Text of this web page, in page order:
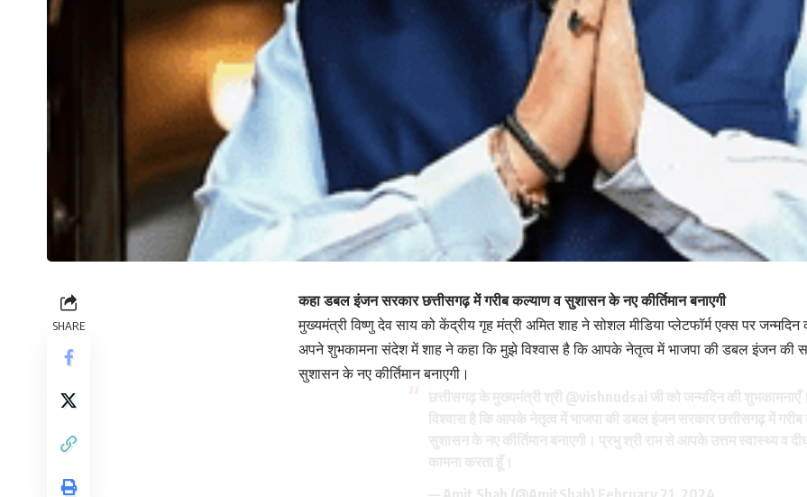
SHARE
कहा डबल इंजन सरकार छत्तीसगढ़ में गरीब कल्याण व सुशासन के नए कीर्तिमान बनाएगी
मुख्यमंत्री विष्णु देव साय को केंद्रीय गृह मंत्री अमित शाह ने सोशल मीडिया प्लेटफॉर्म एक्स पर जन्मदिन
अपने शुभकामना संदेश में शाह ने कहा कि मुझे विश्वास है कि आपके नेतृत्व में भाजपा की डबल इंजन की
सुशासन के नए कीर्तिमान बनाएगी।